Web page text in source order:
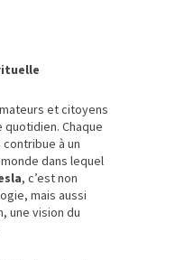
et citoyens
Chaque
à un
dans lequel
, c’est non
mais aussi
une vision du